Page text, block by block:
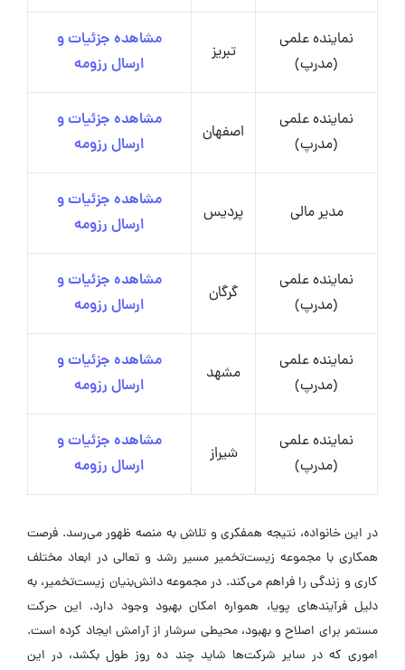
نماینده علمی
(مدرپ)
تبریز
مشاهده جزئیات و
ارسال رزومه
نماینده علمی
(مدرپ)
اصفهان
مشاهده جزئیات و
ارسال رزومه
مدیر مالی پردیس
مشاهده جزئیات و
ارسال رزومه
نماینده علمی
(مدرپ)
گرگان
مشاهده جزئیات و
ارسال رزومه
نماینده علمی
(مدرپ)
مشهد
مشاهده جزئیات و
ارسال رزومه
نماینده علمی
(مدرپ)
شیراز
مشاهده جزئیات و
ارسال رزومه
در این خانواده، نتیجه همفکری و تلاش به منصه ظهور می‌رسد. فرصت
همکاری با مجموعه زیست‌تخمیر مسیر رشد و تعالی در ابعاد مختلف
کاری و زندگی را فراهم می‌کند. در مجموعه دانش‌بنیان زیست‌تخمیر، به
دلیل فرآیندهای پویا، همواره امکان بهبود وجود دارد. این حرکت
مستمر برای اصلاح و بهبود، محیطی سرشار از آرامش ایجاد کرده است.
اموری که در سایر شرکت‌ها شاید چند ده روز طول بکشد، در این